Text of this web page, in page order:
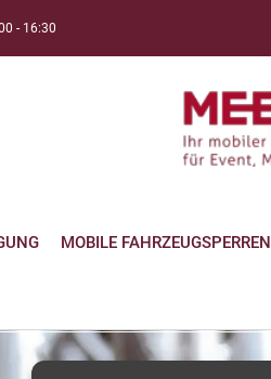
- 16:30
MOBILE FAHRZEUGSPERREN